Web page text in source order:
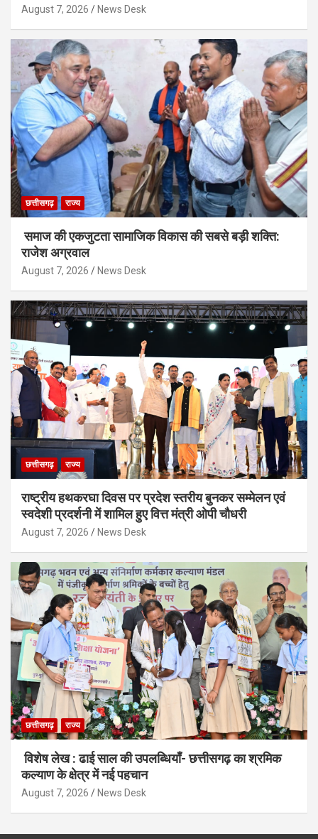
August 7, 2026 News Desk
छत्तीसगढ़ राज्य
समाज की एकजुटता सामाजिक विकास की सबसे बड़ी शक्ति:
राजेश अग्रवाल
August 7, 2026 News Desk
छत्तीसगढ़ राज्य
राष्ट्रीय हथकरघा दिवस पर प्रदेश स्तरीय बुनकर सम्मेलन एवं
स्वदेशी प्रदर्शनी में शामिल हुए वित्त मंत्री ओपी चौधरी
August 7, 2026 News Desk
छत्तीसगढ़ राज्य
विशेष लेख : ढाई साल की उपलब्धियाँ- छत्तीसगढ़ का श्रमिक
कल्याण के क्षेत्र में नई पहचान
August 7, 2026 News Desk